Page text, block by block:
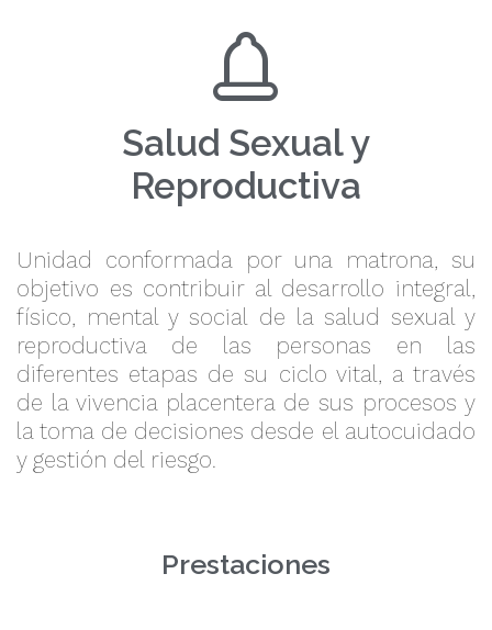
Salud Sexual y
Reproductiva
Unidad conformada por una matrona, su
objetivo es contribuir al desarrollo integral,
físico, mental y social de la salud sexual y
reproductiva de las personas en las
diferentes etapas de su ciclo vital, a través
de la vivencia placentera de sus procesos y
la toma de decisiones desde el autocuidado
y gestión del riesgo.
Prestaciones